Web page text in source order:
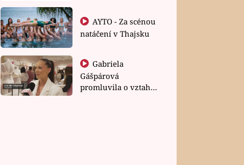
natáčení v Thajsku
Gabriela
Gášpárová
promluvila o vztahu